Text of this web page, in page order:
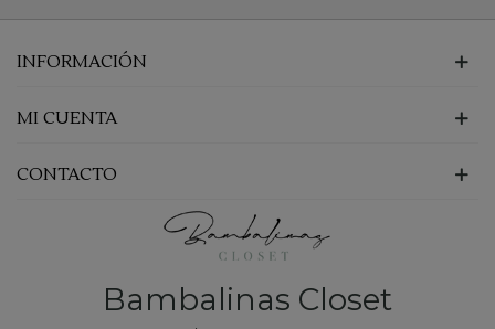
INFORMACIÓN
MI CUENTA
CONTACTO
Bambalinas Closet